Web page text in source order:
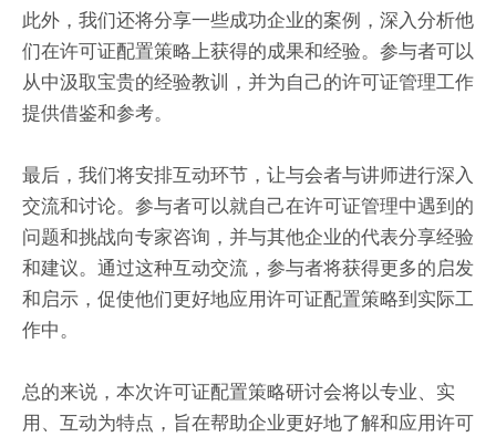
此外，我们还将分享一些成功企业的案例，深入分析他
们在许可证配置策略上获得的成果和经验。参与者可以
从中汲取宝贵的经验教训，并为自己的许可证管理工作
提供借鉴和参考。
最后，我们将安排互动环节，让与会者与讲师进行深入
交流和讨论。参与者可以就自己在许可证管理中遇到的
问题和挑战向专家咨询，并与其他企业的代表分享经验
和建议。通过这种互动交流，参与者将获得更多的启发
和启示，促使他们更好地应用许可证配置策略到实际工
作中。
总的来说，本次许可证配置策略研讨会将以专业、实
用、互动为特点，旨在帮助企业更好地了解和应用许可